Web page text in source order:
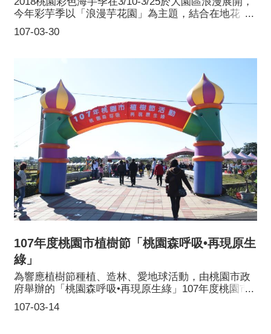
107-03-30
今年彩芋季以「浪漫芋花園」為主題，結合在地花
農、溪海休閒農業區店家、桃園知名婚紗與糕餅業者
等，攜手營造最新的「戀人勝地」。今年彩芋季為期
衣」、「幸福童樂會」及「花田囍事」等主題，包含
了唯美婚紗秀、小小花童競賽、中式古禮迎娶、花聲
幸福音樂演出、手作DIY、青農講座等一系列精彩絕倫
的活動，前來賞花遊玩的民眾盛況空前。
107年度桃園市植樹節「桃園森呼吸•再現原生
綠」
107-03-14
為響應植樹節種植、造林、愛地球活動，由桃園市政
府舉辦的「桃園森呼吸•再現原生綠」107年度桃園市
植樹節，於107年3月11日上午9時在本市楊梅區和平
森林公園(楊梅區高平路475巷)熱鬧舉行，桃園市長鄭